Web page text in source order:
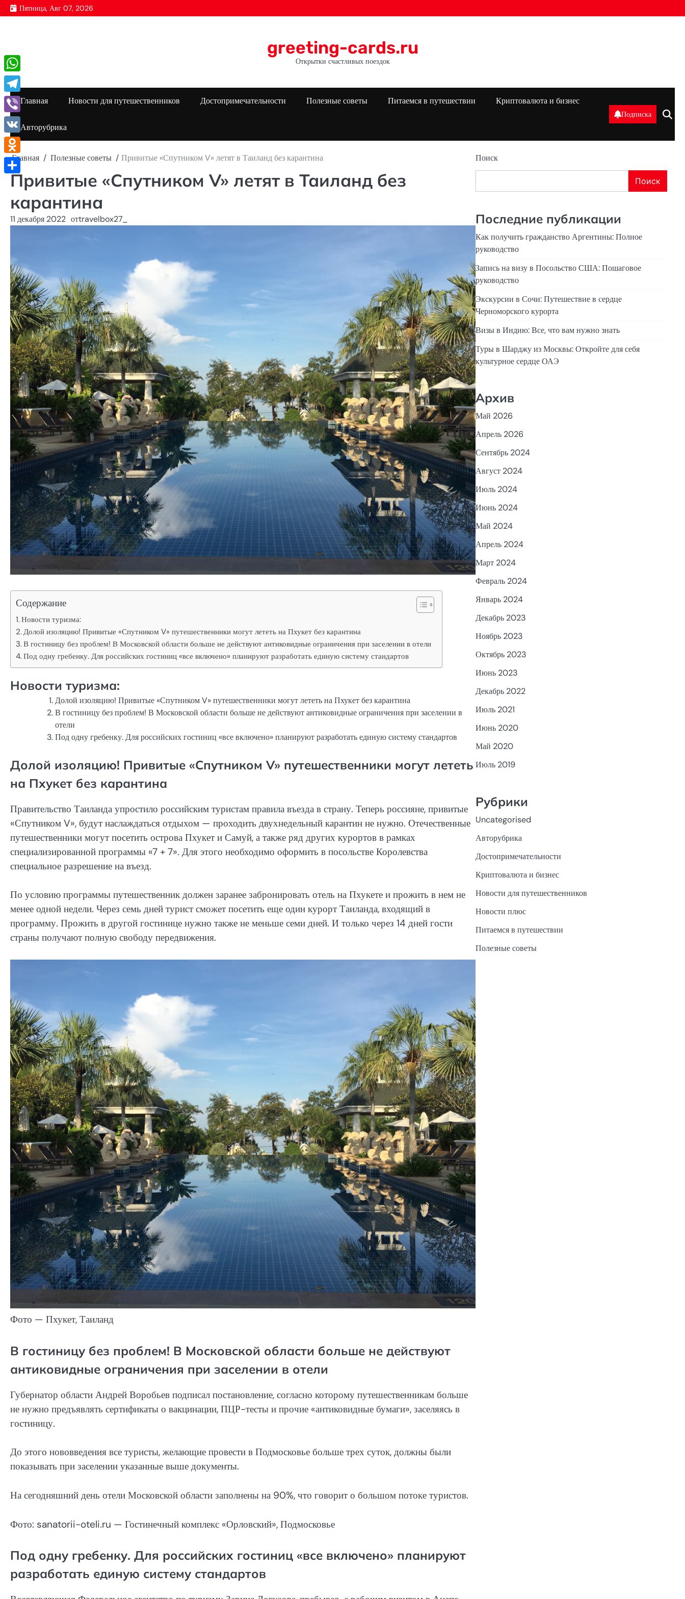
Перейти
к
Пятница, Авг 07, 2026
greeting-cards.ru
Открытки счастливых поездок
Главная Новости для путешественников Достопримечательности Полезные советы Питаемся в путешествии Криптовалюта и бизнес
Авторубрика
Подписка
Главная Полезные советы Привитые «Спутником V» летят в Таиланд без карантина
Привитые «Спутником V» летят в Таиланд без
карантина
11 декабря 2022 отtravelbox27_
Содержание
Новости туризма:
Долой изоляцию! Привитые «Спутником V» путешественники могут лететь на Пхукет без карантина
В гостиницу без проблем! В Московской области больше не действуют антиковидные ограничения при заселении в отели
Под одну гребенку. Для российских гостиниц «все включено» планируют разработать единую систему стандартов
Новости туризма:
Долой изоляцию! Привитые «Спутником V» путешественники могут лететь на Пхукет без карантина
В гостиницу без проблем! В Московской области больше не действуют антиковидные ограничения при заселении в
отели
Под одну гребенку. Для российских гостиниц «все включено» планируют разработать единую систему стандартов
Долой изоляцию! Привитые «Спутником V» путешественники могут лететь
на Пхукет без карантина
Правительство Таиланда упростило российским туристам правила въезда в страну. Теперь россияне, привитые
«Спутником V», будут наслаждаться отдыхом — проходить двухнедельный карантин не нужно. Отечественные
путешественники могут посетить острова Пхукет и Самуй, а также ряд других курортов в рамках
специализированной программы «7 + 7». Для этого необходимо оформить в посольстве Королевства
специальное разрешение на въезд.
По условию программы путешественник должен заранее забронировать отель на Пхукете и прожить в нем не
менее одной недели. Через семь дней турист сможет посетить еще один курорт Таиланда, входящий в
программу. Прожить в другой гостинице нужно также не меньше семи дней. И только через 14 дней гости
страны получают полную свободу передвижения.
Фото — Пхукет, Таиланд
В гостиницу без проблем! В Московской области больше не действуют
антиковидные ограничения при заселении в отели
Губернатор области Андрей Воробьев подписал постановление, согласно которому путешественникам больше
не нужно предъявлять сертификаты о вакцинации, ПЦР-тесты и прочие «антиковидные бумаги», заселяясь в
гостиницу.
До этого нововведения все туристы, желающие провести в Подмосковье больше трех суток, должны были
показывать при заселении указанные выше документы.
На сегодняшний день отели Московской области заполнены на 90%, что говорит о большом потоке туристов.
Фото: sanatorii-oteli.ru — Гостинечный комплекс «Орловский», Подмосковье
Под одну гребенку. Для российских гостиниц «все включено» планируют
разработать единую систему стандартов
Поиск
Поиск
Последние публикации
Как получить гражданство Аргентины: Полное
руководство
Запись на визу в Посольство США: Пошаговое
руководство
Экскурсии в Сочи: Путешествие в сердце
Черноморского курорта
Визы в Индию: Все, что вам нужно знать
Туры в Шарджу из Москвы: Откройте для себя
культурное сердце ОАЭ
Архив
Май 2026
Апрель 2026
Сентябрь 2024
Август 2024
Июль 2024
Июнь 2024
Май 2024
Апрель 2024
Март 2024
Февраль 2024
Январь 2024
Декабрь 2023
Ноябрь 2023
Октябрь 2023
Июнь 2023
Декабрь 2022
Июль 2021
Июнь 2020
Май 2020
Июль 2019
Рубрики
Uncategorised
Авторубрика
Достопримечательности
Криптовалюта и бизнес
Новости для путешественников
Новости плюс
Питаемся в путешествии
Полезные советы
WhatsApp
Telegram
Viber
VK
Odnoklassniki
Отправить